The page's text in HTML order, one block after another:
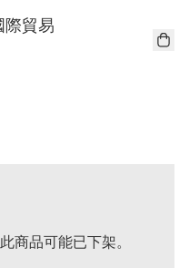
商品可能已下架。